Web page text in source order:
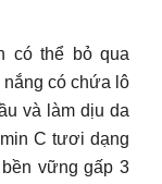
có thể bỏ qua
có chứa lô
và làm dịu da
C tươi dạng
vững gấp 3